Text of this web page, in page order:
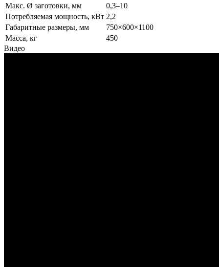
Макс. Ø заготовки, мм
0,3–10
Потребляемая мощность, кВт 2,2
Габаритные размеры, мм
750×600×1100
Масса, кг
450
Видео